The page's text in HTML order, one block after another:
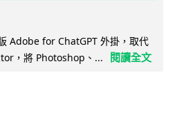
Adobe for ChatGPT 外掛，取代
，將 Photoshop、...
閱讀全文